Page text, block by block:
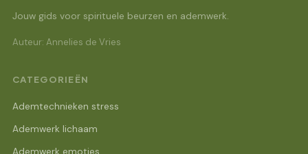
Jouw gids voor spirituele beurzen en ademwerk.
Auteur: Annelies de Vries
CATEGORIEËN
Ademtechnieken stress
Ademwerk lichaam